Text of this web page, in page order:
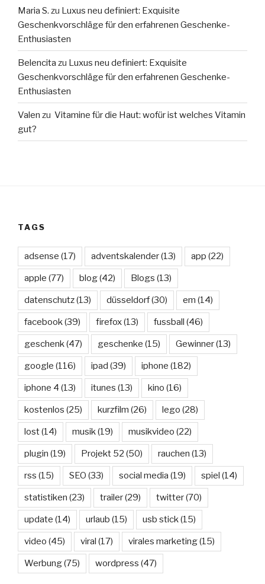
Maria S. zu Luxus neu definiert: Exquisite
Geschenkvorschläge für den erfahrenen Geschenke-
Enthusiasten
Belencita zu Luxus neu definiert: Exquisite
Geschenkvorschläge für den erfahrenen Geschenke-
Enthusiasten
Valen zu Vitamine für die Haut: wofür ist welches Vitamin
gut?
TAGS
adsense (17) adventskalender(13) app (22)
apple (77) blog(42) Blogs (13)
datenschutz(13) düsseldorf(30) em (14)
facebook(39) firefox(13) fussball (46)
geschenk(47) geschenke (15) Gewinner(13)
google (116) ipad (39) iphone (182)
iphone 4 (13) itunes (13) kino (16)
kostenlos (25) kurzfilm (26) lego (28)
lost(14) musik(19) musikvideo (22)
plugin (19) Projekt 52 (50) rauchen (13)
rss (15) SEO (33) social media (19) spiel (14)
statistiken (23) trailer(29) twitter(70)
update (14) urlaub (15) usb stick(15)
video (45) viral (17) virales marketing(15)
Werbung(75) wordpress (47)